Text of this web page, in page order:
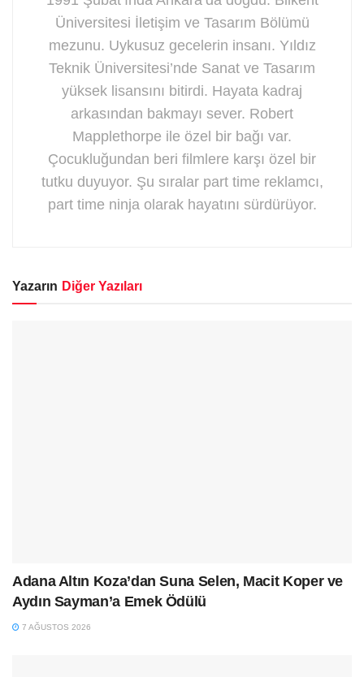
Üniversitesi İletişim ve Tasarım Bölümü
mezunu. Uykusuz gecelerin insanı. Yıldız
Teknik Üniversitesi’nde Sanat ve Tasarım
yüksek lisansını bitirdi. Hayata kadraj
arkasından bakmayı sever. Robert
Mapplethorpe ile özel bir bağı var.
Çocukluğundan beri filmlere karşı özel bir
tutku duyuyor. Şu sıralar part time reklamcı,
part time ninja olarak hayatını sürdürüyor.
Yazarın Diğer Yazıları
Adana Altın Koza’dan Suna Selen, Macit Koper ve
Aydın Sayman’a Emek Ödülü
7 AĞUSTOS 2026